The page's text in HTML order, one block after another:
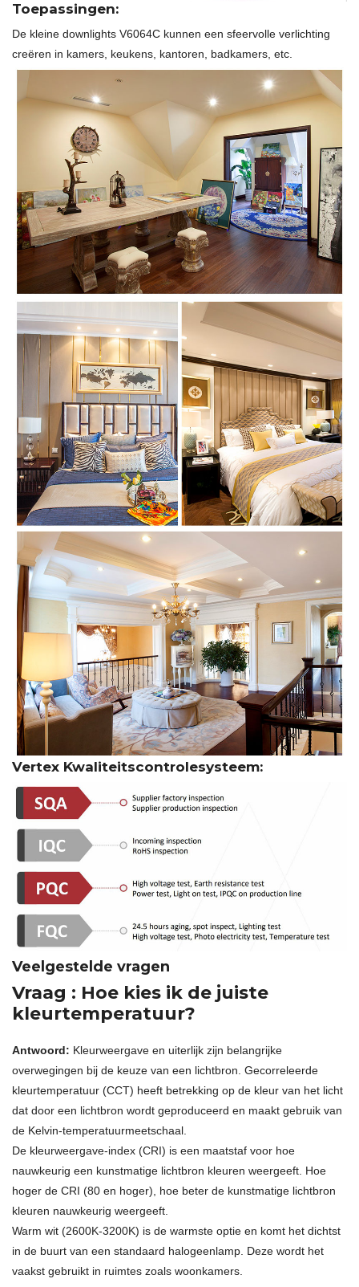
Toepassingen:
De kleine downlights V6064C kunnen een sfeervolle verlichting
creëren in kamers, keukens, kantoren, badkamers, etc.
Vertex Kwaliteitscontrolesysteem:
Veelgestelde vragen
Vraag : Hoe kies ik de juiste
kleurtemperatuur?
Antwoord: Kleurweergave en uiterlijk zijn belangrijke
overwegingen bij de keuze van een lichtbron. Gecorreleerde
kleurtemperatuur (CCT) heeft betrekking op de kleur van het licht
dat door een lichtbron wordt geproduceerd en maakt gebruik van
de Kelvin-temperatuurmeetschaal.
De kleurweergave-index (CRI) is een maatstaf voor hoe
nauwkeurig een kunstmatige lichtbron kleuren weergeeft. Hoe
hoger de CRI (80 en hoger), hoe beter de kunstmatige lichtbron
kleuren nauwkeurig weergeeft.
Warm wit (2600K-3200K) is de warmste optie en komt het dichtst
in de buurt van een standaard halogeenlamp. Deze wordt het
vaakst gebruikt in ruimtes zoals woonkamers.